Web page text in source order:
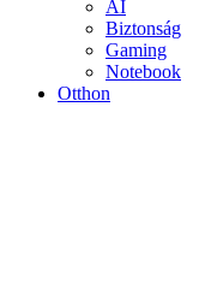
AI
Biztonság
Gaming
Notebook
Otthon